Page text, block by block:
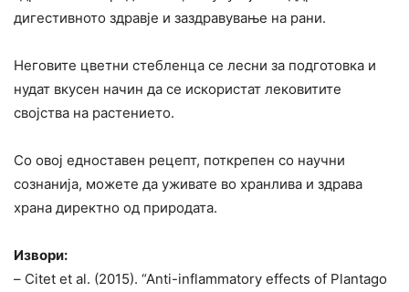
дигестивното здравје и заздравување на рани.
Неговите цветни стебленца се лесни за подготовка и
нудат вкусен начин да се искористат лековитите
својства на растението.
Со овој едноставен рецепт, поткрепен со научни
сознанија, можете да уживате во хранлива и здрава
храна директно од природата.
Извори:
– Citet et al. (2015). “Anti-inflammatory effects of Plantago